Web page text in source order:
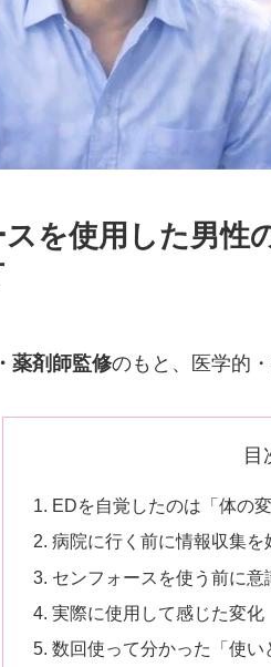
を使用した男性
薬剤師監修のもと、医学的
目
EDを自覚したのは「体の
病院に行く前に情報収集を
センフォースを使う前に意
実際に使用して感じた変化
数回使って分かった「使い